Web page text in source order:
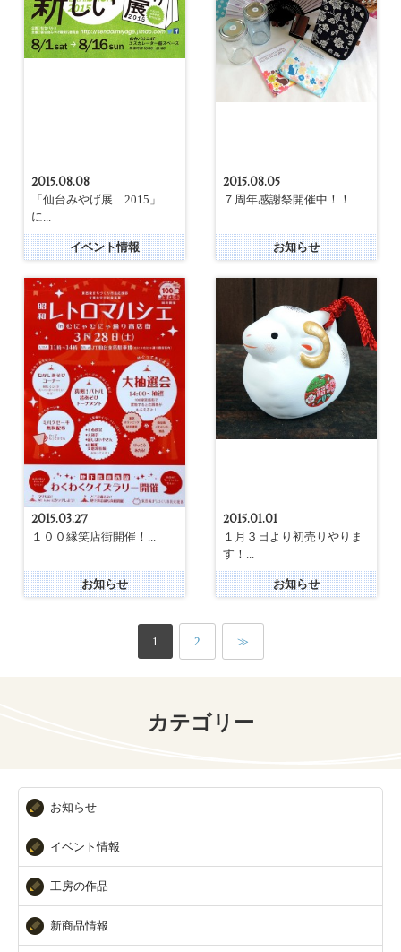
2015.08.08
「仙台みやげ展 2015」
に...
イベント情報
2015.08.05
７周年感謝祭開催中！！...
お知らせ
2015.03.27
１００縁笑店街開催！...
お知らせ
2015.01.01
１月３日より初売りやりま
す！...
お知らせ
1 2 ≫
カテゴリー
お知らせ
イベント情報
工房の作品
新商品情報